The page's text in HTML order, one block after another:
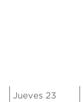
Jueves 23